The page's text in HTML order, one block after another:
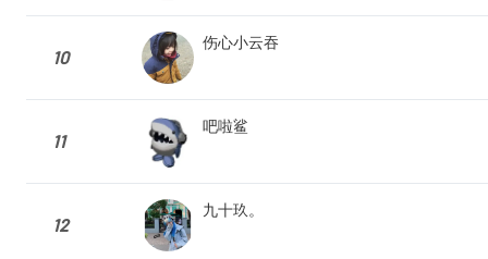
10
伤心小云吞
11
吧啦鲨
12
九十玖。